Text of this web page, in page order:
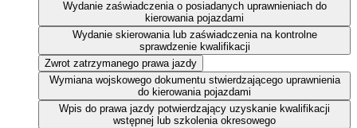
Wydanie zaświadczenia o posiadanych uprawnieniach do
kierowania pojazdami
Wydanie skierowania lub zaświadczenia na kontrolne
sprawdzenie kwalifikacji
Zwrot zatrzymanego prawa jazdy
Wymiana wojskowego dokumentu stwierdzającego uprawnienia
do kierowania pojazdami
Wpis do prawa jazdy potwierdzający uzyskanie kwalifikacji
wstępnej lub szkolenia okresowego